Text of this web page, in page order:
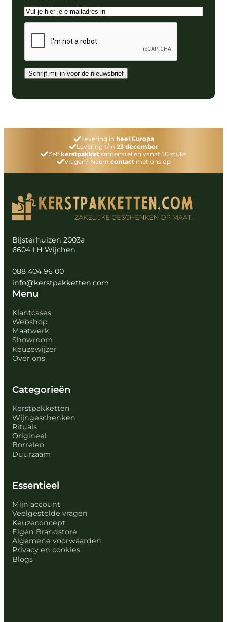
E-
mailadres
Schrijf mij in voor de nieuwsbrief
Levering in heel Europa
Levering t/m 23 december
Zelf kerstpakket samenstellen vanaf 50 stuks
Vragen? Neem contactmet ons op
Bijsterhuizen 2003a
6604 LH Wijchen
088 404 96 00
info@kerstpakketten.com
Menu
Klantcases
Webshop
Maatwerk
Showroom
Keuzewijzer
Over ons
Categorieën
Kerstpakketten
Wijngeschenken
Rituals
Origineel
Borrelen
Duurzaam
Essentieel
Mijn account
Veelgestelde vragen
Keuzeconcept
Eigen Brandstore
Algemene voorwaarden
Privacy en cookies
Blogs